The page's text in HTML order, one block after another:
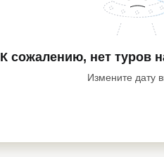
К сожалению, нет туров
Измените дату